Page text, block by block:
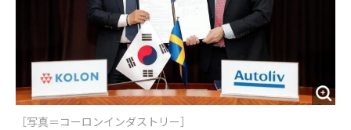
［写真＝コーロンインダストリー］